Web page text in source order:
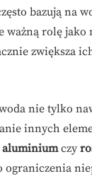
bazują na
ważną rolę jako
zwiększa
nie tylko
innych
aluminiumczy
ograniczenia